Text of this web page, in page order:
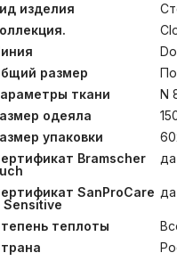
по многим
миграцию
пышным весь
снижая износ
100%
Сатин
Конструкция
TENCEL® и
стирать
только
изделия
размер
ткани
N
одеяла
упаковки
Bramscher
да
SanProCare
Sensitive
да
теплоты